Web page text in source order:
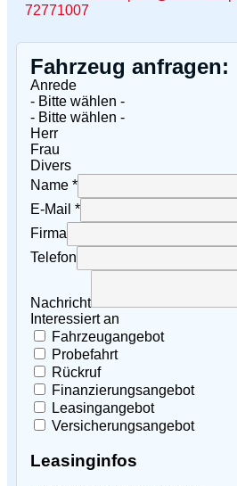
72771007
Fahrzeug anfragen:
Anrede
- Bitte wählen -
- Bitte wählen -
Herr
Frau
Divers
Name *
E-Mail *
Firma
Telefon
Nachricht
Interessiert an
Fahrzeugangebot
Probefahrt
Rückruf
Finanzierungsangebot
Leasingangebot
Versicherungsangebot
Leasinginfos